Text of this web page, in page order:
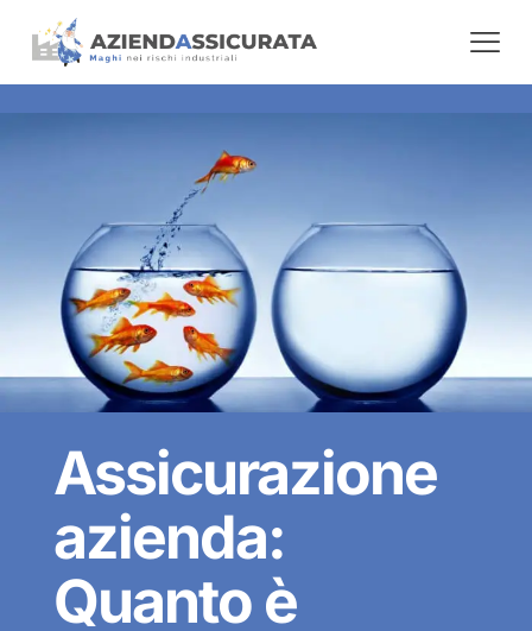
Assicurazione
azienda:
Quanto è